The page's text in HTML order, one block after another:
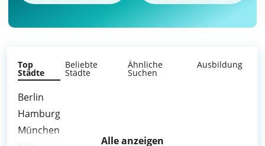
Top
Städte
Beliebte
Städte
Ähnliche
Suchen
Ausbildung
Berlin
Hamburg
München
Alle anzeigen